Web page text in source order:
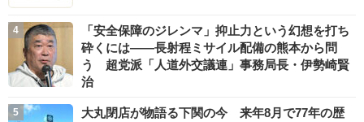
「安全保障のジレンマ」抑止力という幻想を打ち
砕くには――長射程ミサイル配備の熊本から問
う 超党派「人道外交議連」事務局長・伊勢崎賢
治
大丸閉店が物語る下関の今 来年8月で77年の歴